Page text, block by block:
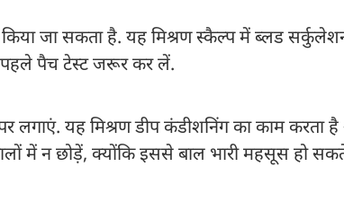
जा सकता है. यह मिश्रण स्कैल्प में ब्लड
पहले पैच टेस्ट जरूर कर लें.
यह मिश्रण डीप कंडीशनिंग का काम करता
में न छोड़ें, क्योंकि इससे बाल भारी महसूस हो